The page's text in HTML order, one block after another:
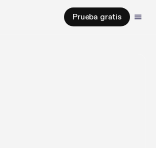
Prueba gratis